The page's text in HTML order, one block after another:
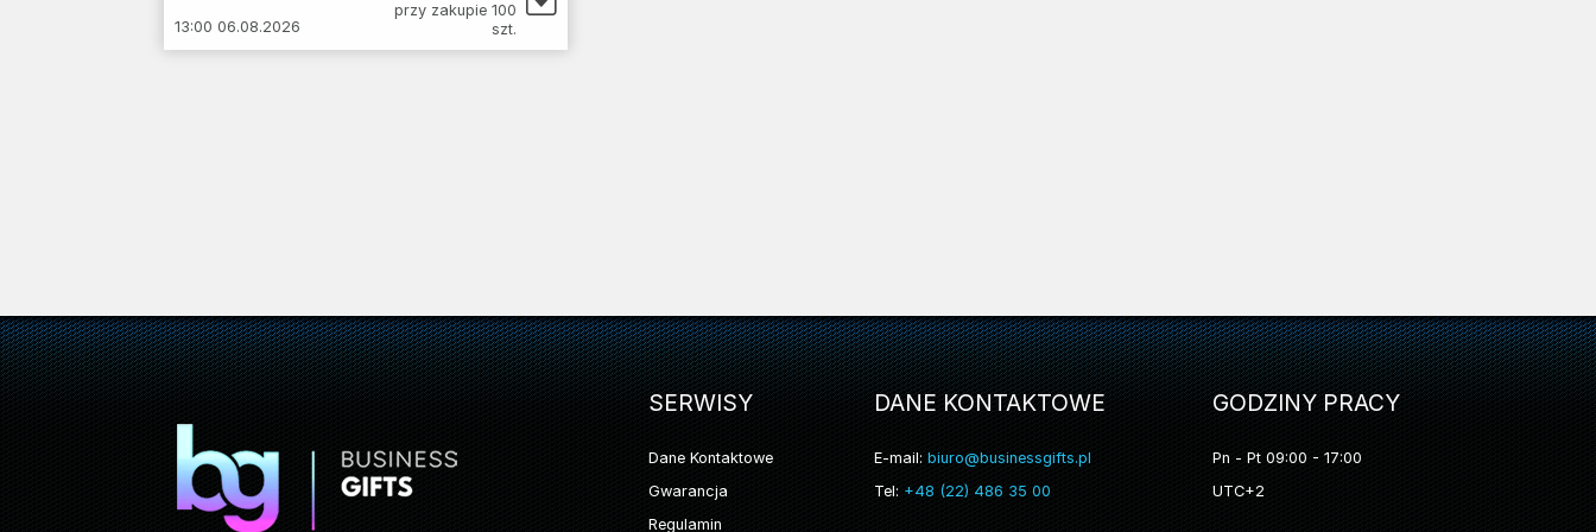
13:00 06.08.2026
przy zakupie 100
szt.
SERWISY
Dane Kontaktowe
Gwarancja
Regulamin
DANE KONTAKTOWE
E-mail: biuro@businessgifts.pl
Tel: +48 (22) 486 35 00
GODZINY PRACY
Pn - Pt 09:00 - 17:00
UTC+2